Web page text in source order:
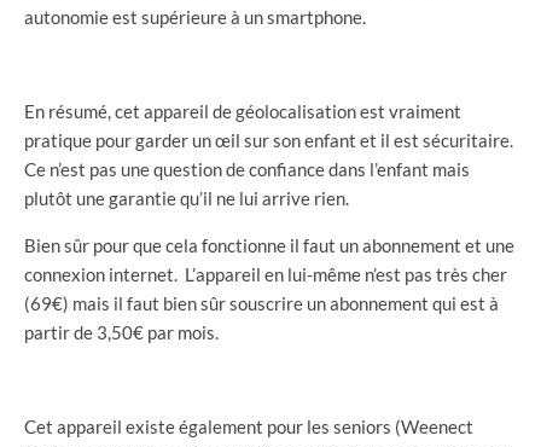
autonomie est supérieure à un smartphone.
En résumé, cet appareil de géolocalisation est vraiment
pratique pour garder un œil sur son enfant et il est sécuritaire.
Ce n’est pas une question de confiance dans l’enfant mais
plutôt une garantie qu’il ne lui arrive rien.
Bien sûr pour que cela fonctionne il faut un abonnement et une
connexion internet. L’appareil en lui-même n’est pas très cher
(69€) mais il faut bien sûr souscrire un abonnement qui est à
partir de 3,50€ par mois.
Cet appareil existe également pour les seniors (Weenect